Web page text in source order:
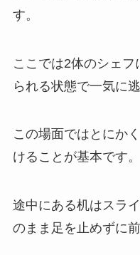
す。
ここでは2体のシェ
られる状態で一気に
この場面ではとにか
けることが基本です。
途中にある机はスラ
のまま足を止めずに